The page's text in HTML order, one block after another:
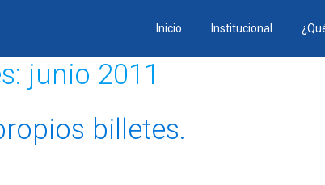
Inicio Institucional
junio 2011
billetes.